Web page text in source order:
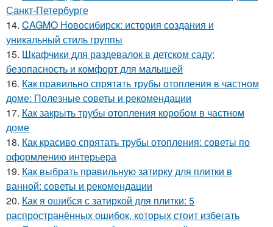
Санкт-Петербурге
14. CAGMO Новосибирск: история создания и
уникальный стиль группы
15. Шкафчики для раздевалок в детском саду:
безопасность и комфорт для малышей
16. Как правильно спрятать трубы отопления в частном
доме: Полезные советы и рекомендации
17. Как закрыть трубы отопления коробом в частном
доме
18. Как красиво спрятать трубы отопления: советы по
оформлению интерьера
19. Как выбрать правильную затирку для плитки в
ванной: советы и рекомендации
20. Как я ошибся с затиркой для плитки: 5
распространённых ошибок, которых стоит избегать